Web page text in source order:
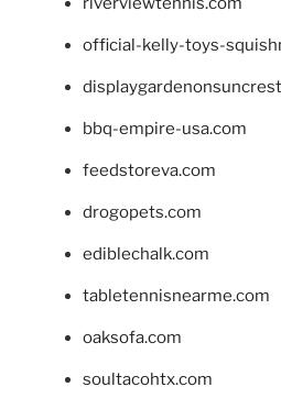
official-kelly-toys-
bbq-empire-usa.com
feedstoreva.com
drogopets.com
ediblechalk.com
tabletennisnearme.com
oaksofa.com
soultacohtx.com